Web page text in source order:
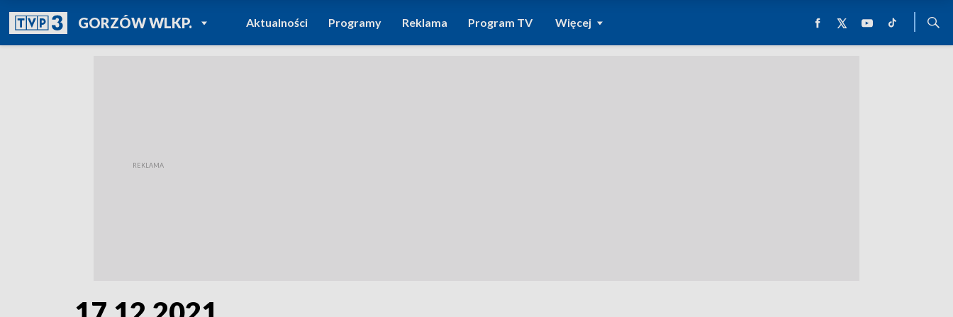
GORZÓW WLKP.POWRÓT DO
TVP REGIONY
Aktualności Programy Reklama Program TV Więcej